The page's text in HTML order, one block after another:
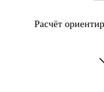
Расчёт